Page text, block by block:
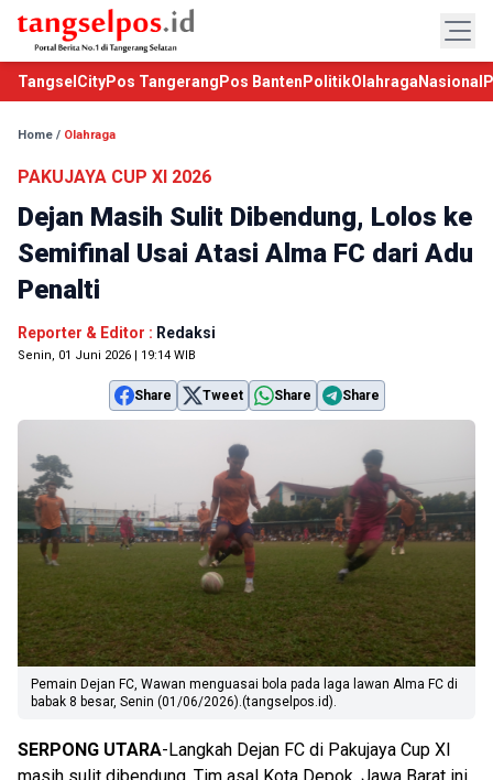
TangselCityPos Tangerang Pos Banten PolitikOlahraga Nasional
Home / Olahraga
PAKUJAYA CUP XI 2026
Dejan Masih Sulit Dibendung, Lolos ke
Semifinal Usai Atasi Alma FC dari Adu
Penalti
Reporter & Editor : Redaksi
Senin, 01 Juni 2026 | 19:14 WIB
Share Tweet Share Share
Pemain Dejan FC, Wawan menguasai bola pada laga lawan Alma FC di
babak 8 besar, Senin (01/06/2026).(tangselpos.id).
SERPONG UTARA-Langkah Dejan FC di Pakujaya Cup XI